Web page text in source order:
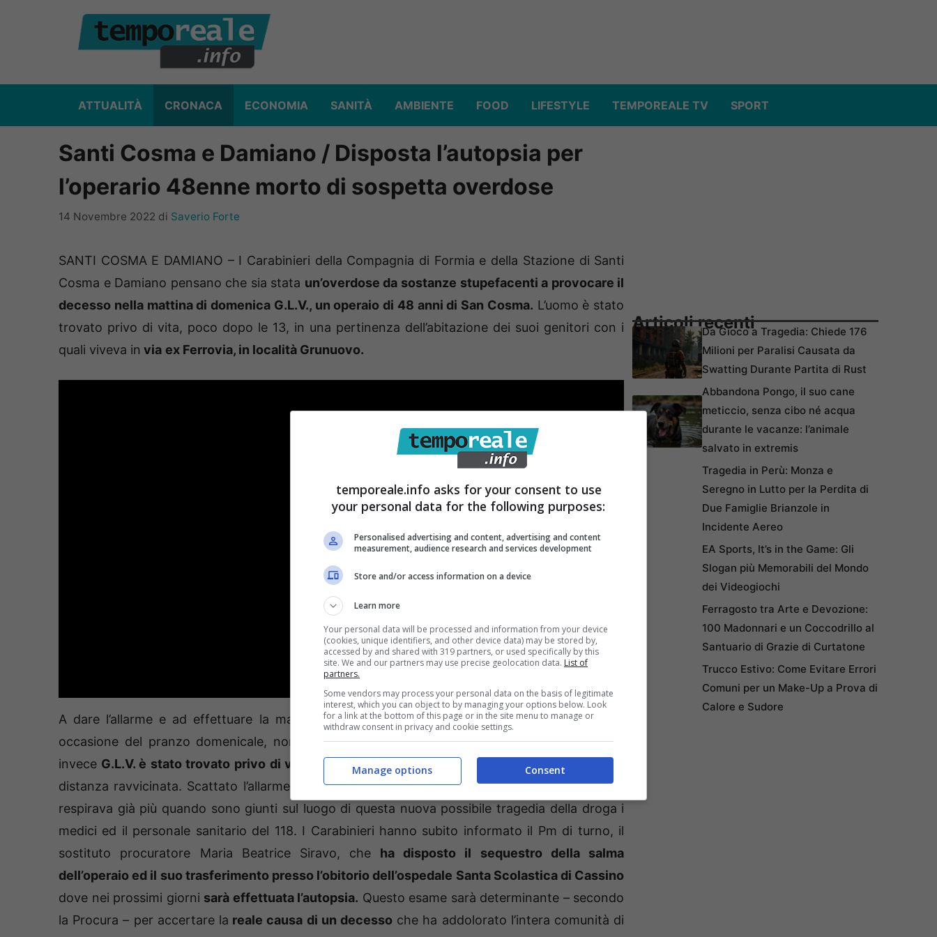
ATTUALITÀ CRONACA ECONOMIA SANITÀ AMBIENTE FOOD LIFESTYLE TEMPOREALE TV SPORT
Santi Cosma e Damiano / Disposta l’autopsia per
l’operario 48enne morto di sospetta overdose
14 Novembre 2022 di Saverio Forte
SANTI COSMA E DAMIANO – I Carabinieri della Compagnia di Formia e della Stazione di Santi
Cosma e Damiano pensano che sia stata un’overdose da sostanze stupefacenti a provocare il
decesso nella mattina di domenica G.L.V., un operaio di 48 anni di San Cosma. L’uomo è stato
trovato privo di vita, poco dopo le 13, in una pertinenza dell’abitazione dei suoi genitori con i
quali viveva in via ex Ferrovia, in località Grunuovo.
A dare l’allarme e ad effettuare la macabra scoperta sono stati proprio quest’ultimi che, in
occasione del pranzo domenicale, non avevano notizie del figlio 48enne da qualche ora. E
invece G.L.V. è stato trovato privo di vita in un garage della loro abitazione
con una siringa a
distanza ravvicinata. Scattato l’allarme, i soccorsi sono stati tempestivi ma inutili. G.L.V. non
respirava già più quando sono giunti sul luogo di questa nuova possibile tragedia della droga i
medici ed il personale sanitario del 118. I Carabinieri hanno subito informato il Pm di turno, il
sostituto procuratore Maria Beatrice Siravo, che ha disposto il sequestro della salma
dell’operaio ed il suo trasferimento presso l’obitorio dell’ospedale Santa Scolastica di Cassino
dove nei prossimi giorni sarà effettuata l’autopsia. Questo esame sarà determinante – secondo
la Procura – per accertare la reale causa di un decesso che ha addolorato l’intera comunità di
Articoli recentiDa Gioco a Tragedia: Chiede 176
Milioni per Paralisi Causata da
Swatting Durante Partita di Rust
Abbandona Pongo, il suo cane
meticcio, senza cibo né acqua
durante le vacanze: l’animale
salvato in extremis
Tragedia in Perù: Monza e
Seregno in Lutto per la Perdita di
Due Famiglie Brianzole in
Incidente Aereo
EA Sports, It’s in the Game: Gli
Slogan più Memorabili del Mondo
dei Videogiochi
Ferragosto tra Arte e Devozione:
100 Madonnari e un Coccodrillo al
Santuario di Grazie di Curtatone
Trucco Estivo: Come Evitare Errori
Comuni per un Make-Up a Prova di
Calore e Sudore
temporeale.info asks for your consent to use
your personal data for the following purposes:
Personalised advertising and content, advertising and content
measurement, audience research and services development
Store and/or access information on a device
Learn more
Your personal data will be processed and information from your device
(cookies, unique identifiers, and other device data) may be stored by,
accessed by and shared with 319 partners, or used specifically by this
site. We and our partners may use precise geolocation data. List of
partners.
Some vendors may process your personal data on the basis of legitimate
interest, which you can object to by managing your options below. Look
for a link at the bottom of this page or in the site menu to manage or
withdraw consent in privacy and cookie settings.
Consent
Manage options